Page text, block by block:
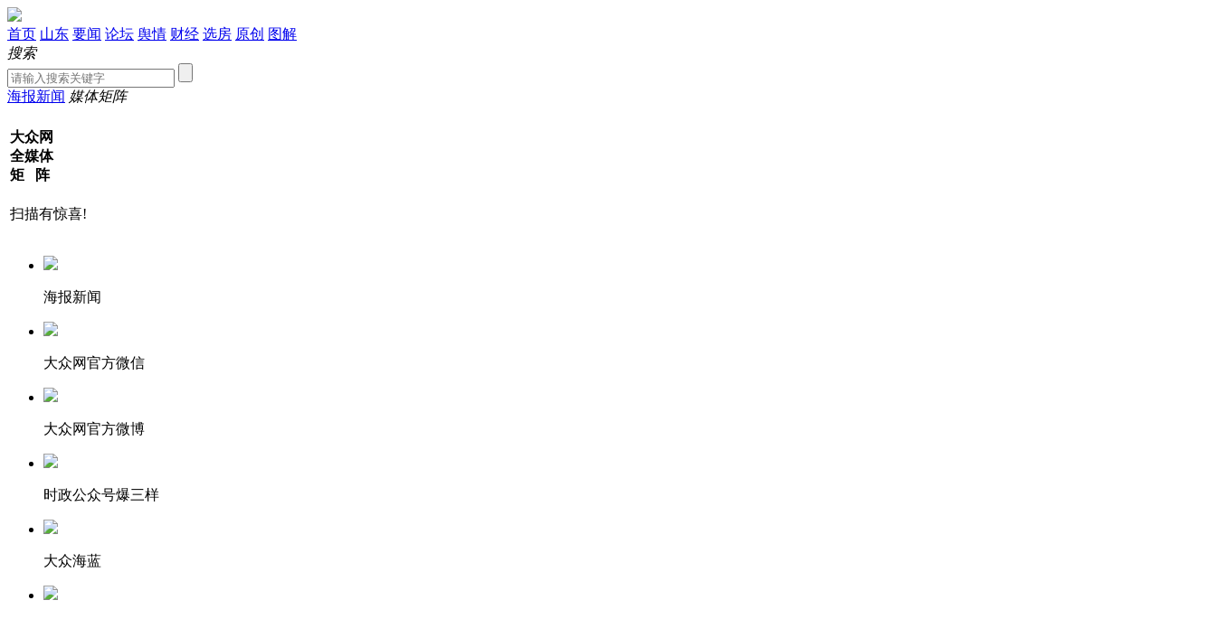
首页 山东 要闻 论坛 舆情 财经 选房 原创 图解
搜索
海报新闻 媒体矩阵
大众网
全媒体
矩 阵
扫描有惊喜!
海报新闻
大众网官方微信
大众网官方微博
时政公众号爆三样
大众海蓝